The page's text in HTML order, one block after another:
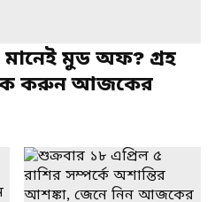
মুড অফ? গ্রহ
করুন আজকের